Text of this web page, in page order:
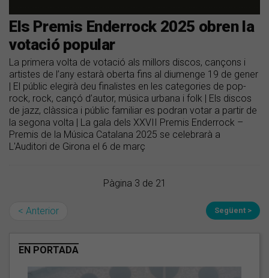
Els Premis Enderrock 2025 obren la
votació popular
La primera volta de votació als millors discos, cançons i
artistes de l’any estarà oberta fins al diumenge 19 de gener
| El públic elegirà deu finalistes en les categories de pop-
rock, rock, cançó d’autor, música urbana i folk | Els discos
de jazz, clàssica i públic familiar es podran votar a partir de
la segona volta | La gala dels XXVII Premis Enderrock –
Premis de la Música Catalana 2025 se celebrarà a
L'Auditori de Girona el 6 de març
Pàgina 3 de 21
< Anterior Següent >
EN PORTADA